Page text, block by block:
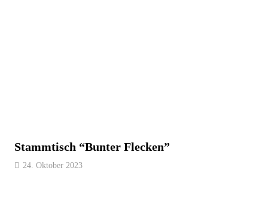
Stammtisch “Bunter Flecken”
24. Oktober 2023